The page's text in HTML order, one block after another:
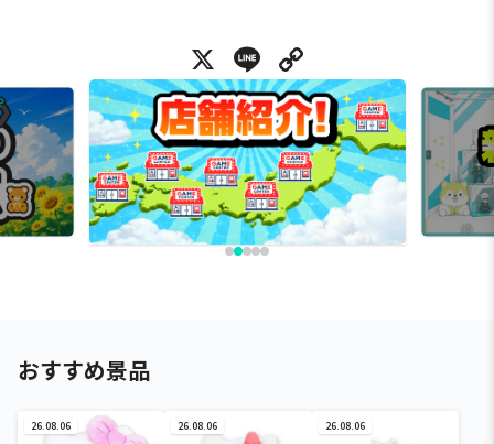
X Line
おすすめ景品
26.08.06 26.08.06 26.08.06